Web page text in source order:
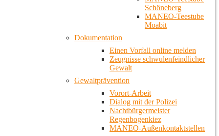
Schöneberg
MANEO-Teestube
Moabit
Dokumentation
Einen Vorfall online melden
Zeugnisse schwulenfeindlicher
Gewalt
Gewaltprävention
Vorort-Arbeit
Dialog mit der Polizei
Nachtbürgermeister
Regenbogenkiez
MANEO-Außenkontaktstellen